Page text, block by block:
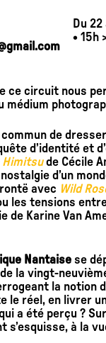
Du
• 15h
ce circuit nous
commun de
d’identité et
Himitsu de Cécile
d’un
avec Wild
les tensions
de Karine Van
Nantaise se
la vingt-
la notion
le réel, en livrer
a été perçu ?
s’esquisse, à la